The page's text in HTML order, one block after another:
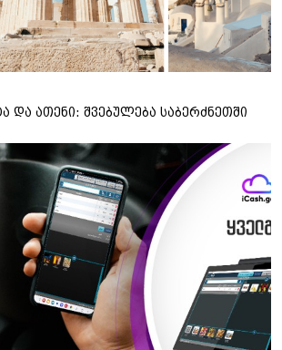
და ათენი: შვებულება საბერძნეთში